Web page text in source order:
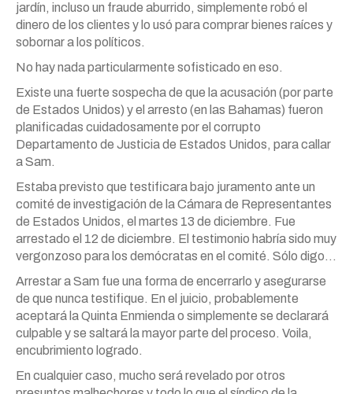
jardín, incluso un fraude aburrido, simplemente robó el
dinero de los clientes y lo usó para comprar bienes raíces y
sobornar a los políticos.
No hay nada particularmente sofisticado en eso.
Existe una fuerte sospecha de que la acusación (por parte
de Estados Unidos) y el arresto (en las Bahamas) fueron
planificadas cuidadosamente por el corrupto
Departamento de Justicia de Estados Unidos, para callar
a Sam.
Estaba previsto que testificara bajo juramento ante un
comité de investigación de la Cámara de Representantes
de Estados Unidos, el martes 13 de diciembre. Fue
arrestado el 12 de diciembre. El testimonio habría sido muy
vergonzoso para los demócratas en el comité. Sólo digo…
Arrestar a Sam fue una forma de encerrarlo y asegurarse
de que nunca testifique. En el juicio, probablemente
aceptará la Quinta Enmienda o simplemente se declarará
culpable y se saltará la mayor parte del proceso. Voila,
encubrimiento logrado.
En cualquier caso, mucho será revelado por otros